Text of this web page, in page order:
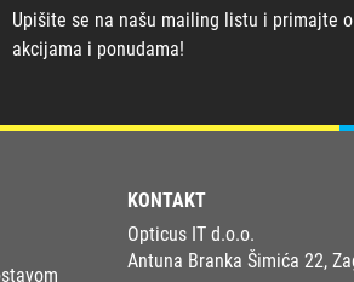
Upišite se na našu mailing listu i primajte
akcijama i ponudama!
KONTAKT
Opticus IT d.o.o.
Antuna Branka Šimića 22,